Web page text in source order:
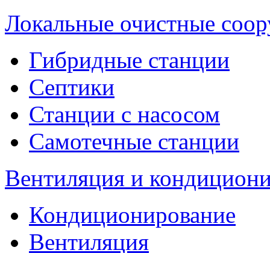
Локальные очистные
Гибридные станции
Септики
Станции с насосом
Самотечные станции
Вентиляция и
Кондиционирование
Вентиляция